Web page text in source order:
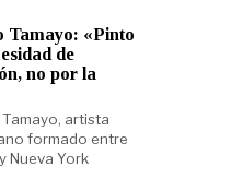
Tamayo: «Pinto
de
no por la
artista
formado entre
Nueva York